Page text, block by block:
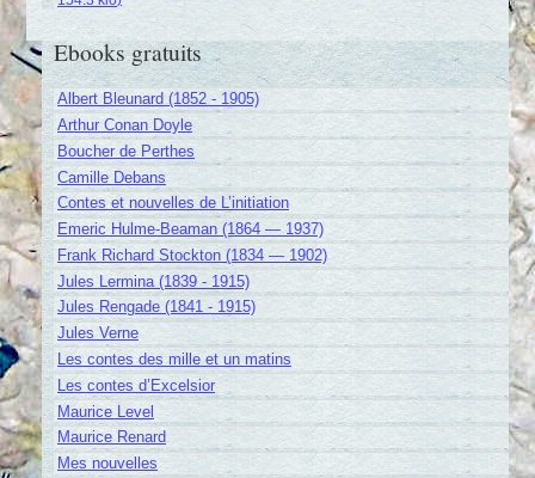
Ebooks gratuits
Albert Bleunard (1852 - 1905)
Arthur Conan Doyle
Boucher de Perthes
Camille Debans
Contes et nouvelles de L’initiation
Emeric Hulme-Beaman (1864 — 1937)
Frank Richard Stockton (1834 — 1902)
Jules Lermina (1839 - 1915)
Jules Rengade (1841 - 1915)
Jules Verne
Les contes des mille et un matins
Les contes d’Excelsior
Maurice Level
Maurice Renard
Mes nouvelles